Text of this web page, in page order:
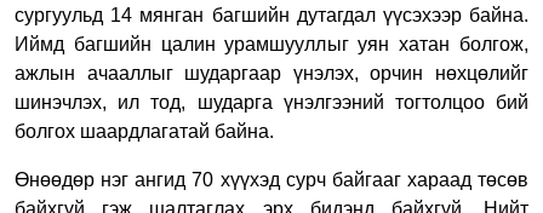
сургуульд 14 мянган багшийн дутагдал үүсэхээр байна.
Иймд багшийн цалин урамшууллыг уян хатан болгож,
ажлын ачааллыг шударгаар үнэлэх, орчин нөхцөлийг
шинэчлэх, ил тод, шударга үнэлгээний тогтолцоо бий
болгох шаардлагатай байна.
Өнөөдөр нэг ангид 70 хүүхэд сурч байгааг хараад төсөв
байхгүй гэж шалтаглах эрх бидэнд байхгүй. Нийт